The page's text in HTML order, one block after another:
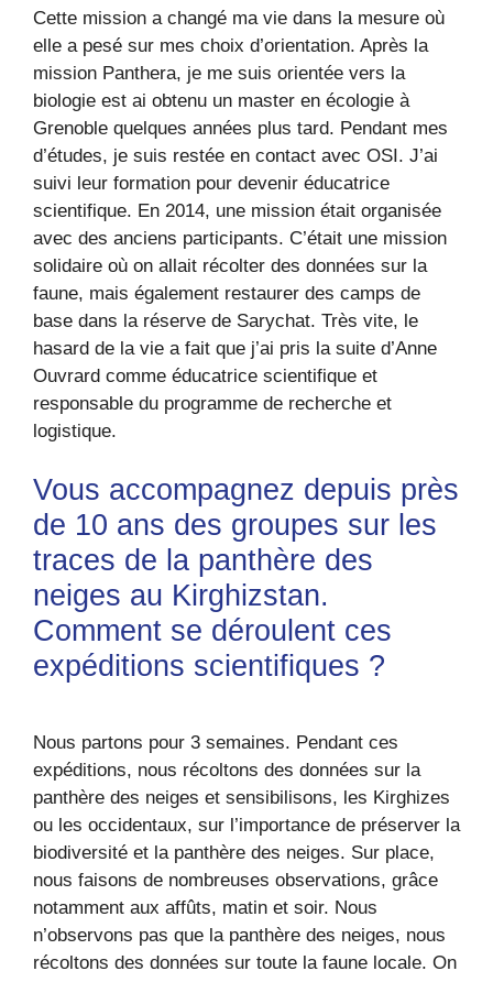
Cette mission a changé ma vie dans la mesure où
elle a pesé sur mes choix d’orientation. Après la
mission Panthera, je me suis orientée vers la
biologie est ai obtenu un master en écologie à
Grenoble quelques années plus tard. Pendant mes
d’études, je suis restée en contact avec OSI. J’ai
suivi leur formation pour devenir éducatrice
scientifique. En 2014, une mission était organisée
avec des anciens participants. C’était une mission
solidaire où on allait récolter des données sur la
faune, mais également restaurer des camps de
base dans la réserve de Sarychat. Très vite, le
hasard de la vie a fait que j’ai pris la suite d’Anne
Ouvrard comme éducatrice scientifique et
responsable du programme de recherche et
logistique.
Vous accompagnez depuis près
de 10 ans des groupes sur les
traces de la panthère des
neiges au Kirghizstan.
Comment se déroulent ces
expéditions scientifiques ?
Nous partons pour 3 semaines. Pendant ces
expéditions, nous récoltons des données sur la
panthère des neiges et sensibilisons, les Kirghizes
ou les occidentaux, sur l’importance de préserver la
biodiversité et la panthère des neiges. Sur place,
nous faisons de nombreuses observations, grâce
notamment aux affûts, matin et soir. Nous
n’observons pas que la panthère des neiges, nous
récoltons des données sur toute la faune locale. On